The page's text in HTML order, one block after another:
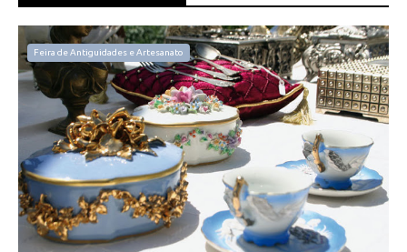
Feira de Antiguidades e Artesanato